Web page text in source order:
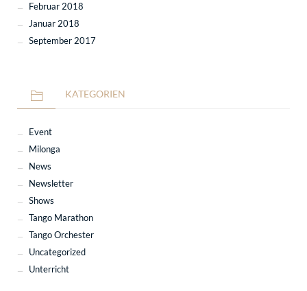
Februar 2018
Januar 2018
September 2017
KATEGORIEN
Event
Milonga
News
Newsletter
Shows
Tango Marathon
Tango Orchester
Uncategorized
Unterricht